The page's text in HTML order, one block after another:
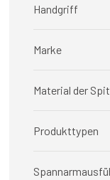
Handgriff
Marke
Material der
Produkttypen